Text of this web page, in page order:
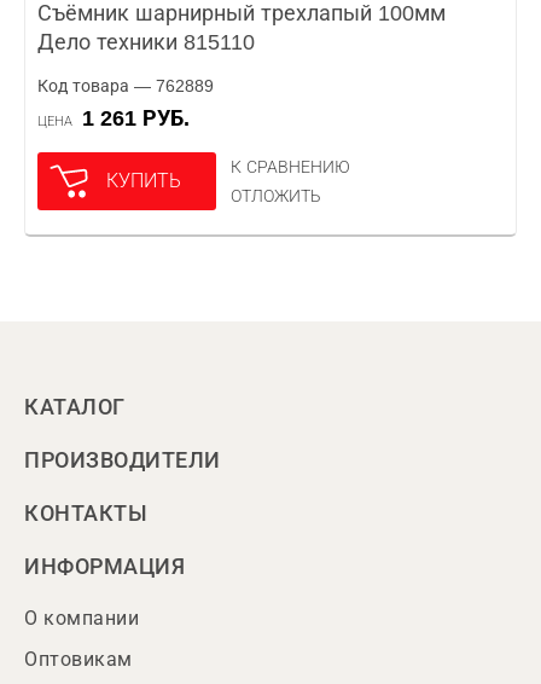
Съёмник шарнирный трехлапый 100мм
Дело техники 815110
Код товара — 762889
ЦЕНА 1 261 РУБ.
КУПИТЬ
К СРАВНЕНИЮ
ОТЛОЖИТЬ
КАТАЛОГ
ПРОИЗВОДИТЕЛИ
КОНТАКТЫ
ИНФОРМАЦИЯ
О компании
Оптовикам